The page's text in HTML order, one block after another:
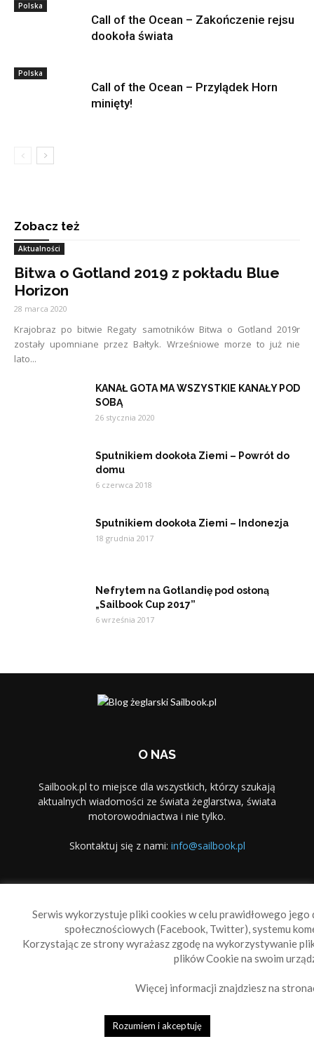
Polska
Call of the Ocean – Zakończenie rejsu
dookoła świata
Polska
Call of the Ocean – Przylądek Horn
minięty!
Zobacz też
Aktualności
Bitwa o Gotland 2019 z pokładu Blue
Horizon
28 marca 2020
Krajobraz po bitwie Regaty samotników Bitwa o Gotland 2019r
zostały upomniane przez Bałtyk. Wrześniowe morze to już nie
lato...
KANAŁ GOTA MA WSZYSTKIE KANAŁY POD
SOBĄ
26 stycznia 2020
Sputnikiem dookoła Ziemi – Powrót do
domu
6 czerwca 2018
Sputnikiem dookoła Ziemi – Indonezja
18 grudnia 2017
Nefrytem na Gotlandię pod osłoną
„Sailbook Cup 2017”
6 września 2017
O NAS
Sailbook.pl to miejsce dla wszystkich, którzy szukają
aktualnych wiadomości ze świata żeglarstwa, świata
motorowodniactwa i nie tylko.
Skontaktuj się z nami: info@sailbook.pl
Reklama
Polityka prywatności
© 2010-2019 Sailbook.pl
Serwis wykorzystuje pliki cookies w celu prawidłowego
społecznościowych (Facebook, Twitter), systemu
Korzystając ze strony wyrażasz zgodę na wykorzystywanie
plików Cookie na swoim
Więcej informacji znajdziesz na
Rozumiem i akceptuję